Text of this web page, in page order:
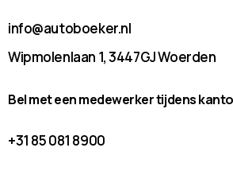
info@autoboeker.nl
Wipmolenlaan 1, 3447GJ Woerden
Bel met een medewerker tijdens
+31 85 081 8900